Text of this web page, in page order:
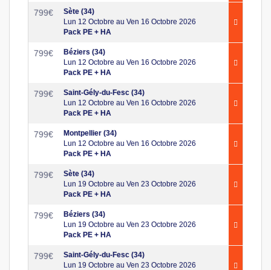
799€
Sète (34)
Lun 12 Octobre au Ven 16 Octobre 2026
Pack PE + HA
799€
Béziers (34)
Lun 12 Octobre au Ven 16 Octobre 2026
Pack PE + HA
799€
Saint-Gély-du-Fesc (34)
Lun 12 Octobre au Ven 16 Octobre 2026
Pack PE + HA
799€
Montpellier (34)
Lun 12 Octobre au Ven 16 Octobre 2026
Pack PE + HA
799€
Sète (34)
Lun 19 Octobre au Ven 23 Octobre 2026
Pack PE + HA
799€
Béziers (34)
Lun 19 Octobre au Ven 23 Octobre 2026
Pack PE + HA
799€
Saint-Gély-du-Fesc (34)
Lun 19 Octobre au Ven 23 Octobre 2026